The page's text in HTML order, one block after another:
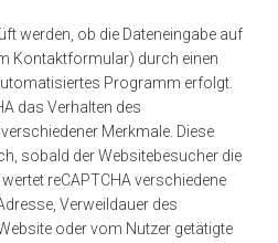
werden, ob die Dateneingabe auf
Kontaktformular) durch einen
Programm erfolgt.
das Verhalten des
Merkmale. Diese
sobald der Websitebesucher die
reCAPTCHA verschiedene
Verweildauer des
oder vom Nutzer getätigte